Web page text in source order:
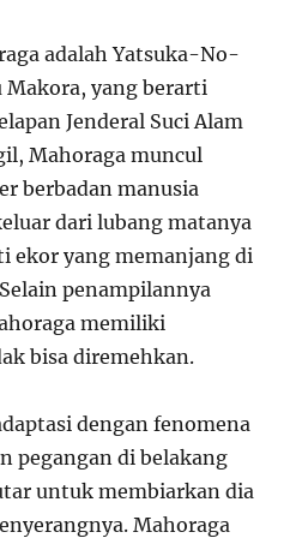
adalah Yatsuka-No-
yang berarti
Jenderal Suci Alam
Mahoraga muncul
berbadan manusia
dari lubang matanya
ekor yang memanjang di
penampilannya
memiliki
bisa diremehkan.
dengan fenomena
pegangan di belakang
untuk membiarkan dia
Mahoraga